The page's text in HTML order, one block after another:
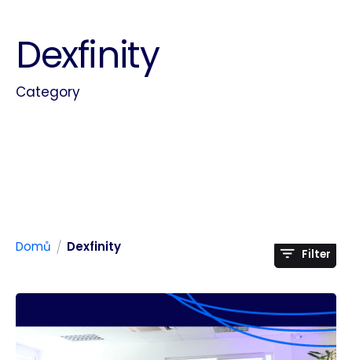
Dexfinity
Category
Domů / Dexfinity Filter